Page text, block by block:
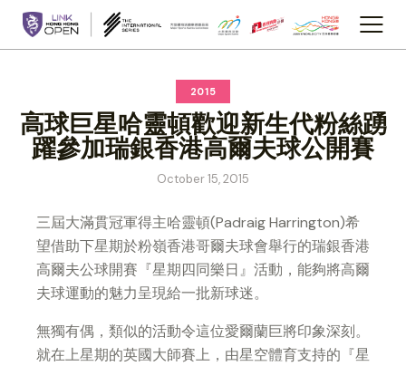
2015
高球巨星哈靈頓歡迎新生代粉絲踴
躍參加瑞銀香港高爾夫球公開賽
October 15, 2015
三屆大滿貫冠軍得主哈靈頓(Padraig Harrington)希
望借助下星期於粉嶺香港哥爾夫球會舉行的瑞銀香港
高爾夫公球開賽『星期四同樂日』活動，能夠將高爾
夫球運動的魅力呈現給一批新球迷。
無獨有偶，類似的活動令這位愛爾蘭巨將印象深刻。
就在上星期的英國大師賽上，由星空體育支持的『星